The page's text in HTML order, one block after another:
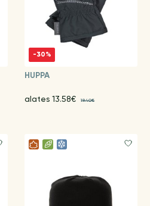
-30%
HUPPA
alates 13.58€ 19.40€